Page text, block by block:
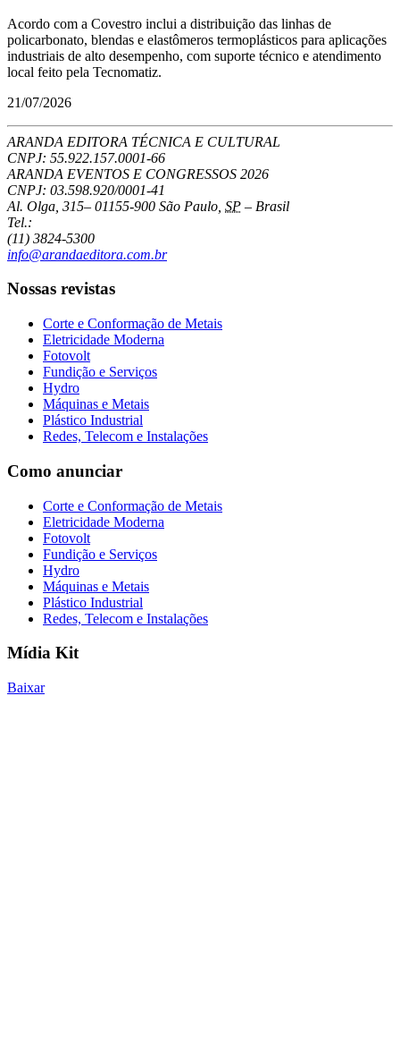
Acordo com a Covestro inclui a distribuição das linhas de
policarbonato, blendas e elastômeros termoplásticos para aplicações
industriais de alto desempenho, com suporte técnico e atendimento
local feito pela Tecnomatiz.
21/07/2026
ARANDA EDITORA TÉCNICA E CULTURAL
CNPJ: 55.922.157.0001-66
ARANDA EVENTOS E CONGRESSOS 2026
CNPJ: 03.598.920/0001-41
Al. Olga, 315– 01155-900 São Paulo SP – Brasil
Tel.:
(11) 3824-5300
info@arandaeditora.com.br
Nossas revistas
Corte e Conformação de Metais
Eletricidade Moderna
Fotovolt
Fundição e Serviços
Hydro
Máquinas e Metais
Plástico Industrial
Redes, Telecom e Instalações
Como anunciar
Corte e Conformação de Metais
Eletricidade Moderna
Fotovolt
Fundição e Serviços
Hydro
Máquinas e Metais
Plástico Industrial
Redes, Telecom e Instalações
Mídia Kit
Baixar